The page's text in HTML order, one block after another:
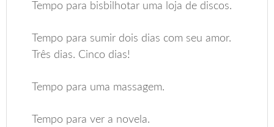
Tempo para bisbilhotar uma loja de discos.
Tempo para sumir dois dias com seu amor.
Três dias. Cinco dias!
Tempo para uma massagem.
Tempo para ver a novela.